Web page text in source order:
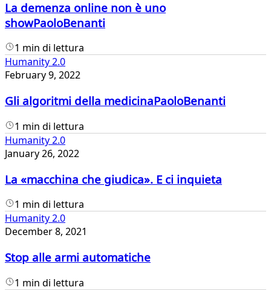
La demenza online non è uno
showPaoloBenanti
1 min di lettura
Humanity 2.0
February 9, 2022
Gli algoritmi della medicinaPaoloBenanti
1 min di lettura
Humanity 2.0
January 26, 2022
La «macchina che giudica». E ci inquieta
1 min di lettura
Humanity 2.0
December 8, 2021
Stop alle armi automatiche
1 min di lettura